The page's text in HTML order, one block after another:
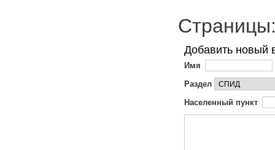
Добавить новый
Имя
Раздел
Населенный пункт